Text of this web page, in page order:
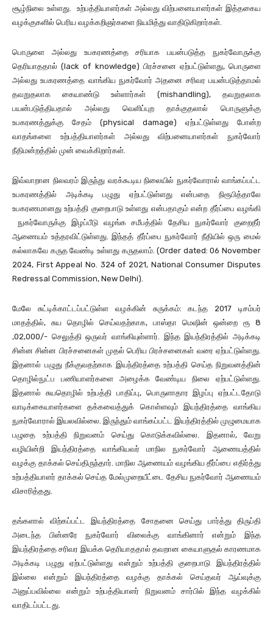
சூழ்நிலை உள்ளது. உற்பத்தியாளர்கள் அல்லது விற்பனையாளர்கள் இத்தகைய
வழக்குகளில் பெரிய வழக்கறிஞர்களை நியமித்து வாதிடுகிறார்கள்.
பொருளை அல்லது உபகரணத்தை சரியாக பயன்படுத்த நுகர்வோருக்கு
தெரியாததால் (lack of knowledge) பிரச்சனை ஏற்பட்டுள்ளது, பொருளை
அல்லது உபகரணத்தை வாங்கிய நுகர்வோர் அதனை சரிவர பயன்படுத்தாமல்
தவறுதலாக கையாண்டு உள்ளார்கள் (mishandling), தவறுதலாக
பயன்படுத்தியதால் அல்லது வெளிப்புற தாக்குதலால் பொருளுக்கு
உபகரணத்துக்கு சேதம் (physical damage) ஏற்பட்டுள்ளது போன்ற
வாதங்களை உற்பத்தியாளர்கள் அல்லது விற்பனையாளர்கள் நுகர்வோர்
நீதிமன்றத்தில் முன் வைக்கிறார்கள்.
இவ்வாறான நிலவரம் இருந்து வரக்கூடிய நிலையில் நுகர்வோரால் வாங்கப்பட்ட
உபகரணத்தில் அடிக்கடி பழுது ஏற்பட்டுள்ளது என்பதை நிரூபித்தாலே
உபகரணமானது உற்பத்தி குறைபாடு உள்ளது என்பதாகும் என்ற தீர்ப்பை வழங்கி
நுகர்வோருக்கு இழப்பீடு வழங்க சமீபத்தில் தேசிய நுகர்வோர் குறைதீர்
ஆணையம் உத்தரவிட்டுள்ளது. இந்தத் தீர்ப்பை நுகர்வோர் நீதியில் ஒரு மைல்
கல்லாகவே கருத வேண்டி உள்ளது கருதலாம். (Order dated: 06 November
2024, First Appeal No. 324 of 2021, National Consumer Disputes
Redressal Commission, New Delhi).
மேலே சுட்டிக்காட்டப்பட்டுள்ள வழக்கின் சுருக்கம்: கடந்த 2017 டிசம்பர்
மாதத்தில், சுய தொழில் செய்வதற்காக, பாஸ்தா மெஷின் ஒன்றை ரூ 8
,02,000/- செலுத்தி ஒருவர் வாங்கியுள்ளார். இந்த இயந்திரத்தில் அடிக்கடி
சின்ன சின்ன பிரச்சனைகள் முதல் பெரிய பிரச்சனைகள் வரை ஏற்பட்டுள்ளது.
இதனால் பழுது நீக்குவதற்காக இயந்திரத்தை உற்பத்தி செய்த நிறுவனத்தின்
தொழில்நுட்ப பணியாளர்களை அழைக்க வேண்டிய நிலை ஏற்பட்டுள்ளது.
இதனால் சுயதொழில் உற்பத்தி பாதிப்பு, பொருளாதார இழப்பு ஏற்பட்டதோடு
வாடிக்கையாளர்களை தக்கவைத்துக் கொள்ளவும் இயந்திரத்தை வாங்கிய
நுகர்வோரால் இயலவில்லை. இருந்தும் வாங்கப்பட்ட இயந்திரத்தில் முழுமையாக
பழுதை உற்பத்தி நிறுவனம் செய்து கொடுக்கவில்லை. இதனால், வேறு
வழியின்றி இயந்திரத்தை வாங்கியவர் மாநில நுகர்வோர் ஆணையத்தில்
வழக்கு தாக்கல் செய்திருந்தார். மாநில ஆணையம் வழங்கிய தீர்ப்பை எதிர்த்து
உற்பத்தியாளர் தாக்கல் செய்த மேல்முறையீட்டை தேசிய நுகர்வோர் ஆணையம்
விசாரித்தது.
தங்களால் விற்கப்பட்ட இயந்திரத்தை சோதனை செய்து பார்த்து திருப்தி
அடைந்த பின்னரே நுகர்வோர் விலைக்கு வாங்கினார் என்றும் இந்த
இயந்திரத்தை சரிவர இயக்க தெரியாததால் தவறான கையாளுதல் காரணமாக
அடிக்கடி பழுது ஏற்பட்டுள்ளது என்றும் உற்பத்தி குறைபாடு இயந்திரத்தில்
இல்லை என்றும் இயந்திரத்தை வழக்கு தாக்கல் செய்தவர் ஆய்வுக்கு
அனுப்பவில்லை என்றும் உற்பத்தியாளர் நிறுவனம் சார்பில் இந்த வழக்கில்
வாதிடப்பட்டது.